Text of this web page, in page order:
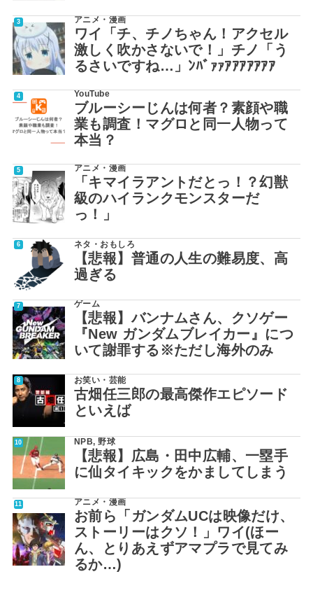
アニメ・漫画
ワイ「チ、チノちゃん！アクセル
激しく吹かさないで！」チノ「う
るさいですね…」ﾝﾊﾞｧｧｱｱｱｱｱｱｱ
YouTube
ブルーシーじんは何者？素顔や職
業も調査！マグロと同一人物って
本当？
アニメ・漫画
「キマイラアントだとっ！？幻獣
級のハイランクモンスターだ
っ！」
ネタ・おもしろ
【悲報】普通の人生の難易度、高
過ぎる
ゲーム
【悲報】バンナムさん、クソゲー
『New ガンダムブレイカー』につ
いて謝罪する※ただし海外のみ
お笑い・芸能
古畑任三郎の最高傑作エピソード
といえば
NPB,野球
【悲報】広島・田中広輔、一塁手
に仙タイキックをかましてしまう
アニメ・漫画
お前ら「ガンダムUCは映像だけ、
ストーリーはクソ！」ワイ(ほー
ん、とりあえずアマプラで見てみ
るか…)